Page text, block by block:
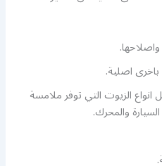
باخرى اصلية.
الزيوت التي توفر ملامسة
والمحرك.